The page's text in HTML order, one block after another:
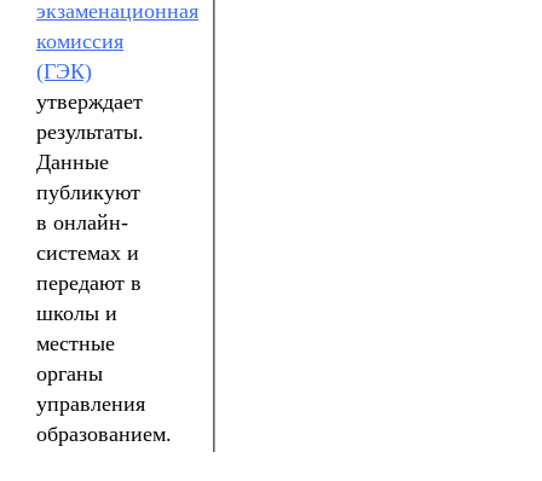
экзаменационная
комиссия
(ГЭК)
утверждает
результаты.
Данные
публикуют
в онлайн-
системах и
передают в
школы и
местные
органы
управления
образованием.